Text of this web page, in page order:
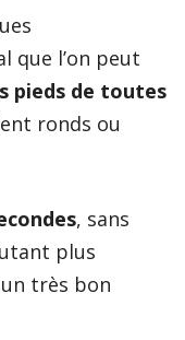
que l’on peut
pieds de toutes
ronds ou
, sans
plus
très bon